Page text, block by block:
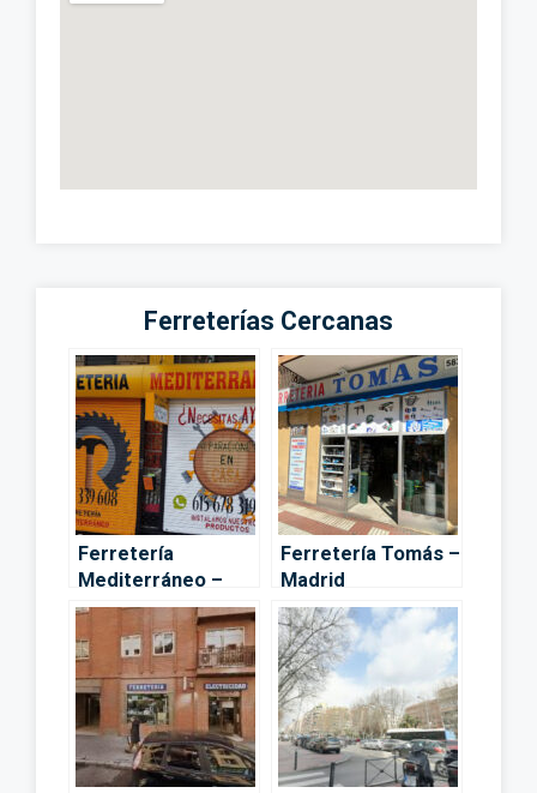
Ferreterías Cercanas
Ferretería
Mediterráneo –
Madrid
Ferretería Tomás –
Madrid